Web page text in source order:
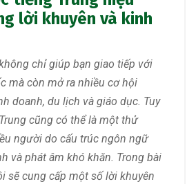
lời khuyên và kinh
chỉ giúp bạn giao tiếp với
mà còn mở ra nhiều cơ hội
doanh, du lịch và giáo dục. Tuy
cũng có thể là một thử
người do cấu trúc ngôn ngữ
và phát âm khó khăn. Trong bài
sẽ cung cấp một số lời khuyên